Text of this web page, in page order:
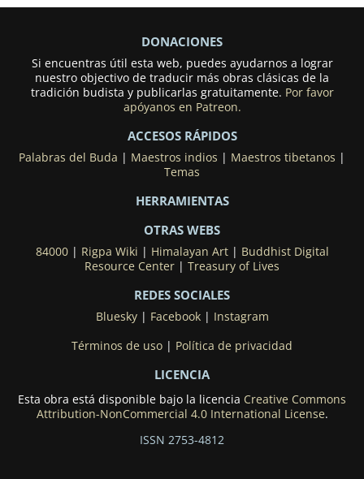
DONACIONES
Si encuentras útil esta web, puedes ayudarnos a lograr
nuestro objectivo de traducir más obras clásicas de la
tradición budista y publicarlas gratuitamente. Por favor
apóyanos en Patreon.
ACCESOS RÁPIDOS
Palabras del Buda Maestros indios Maestros tibetanos
Temas
HERRAMIENTAS
OTRAS WEBS
84000| Rigpa Wiki Himalayan Art| Buddhist Digital
Resource Center
Treasury of Lives
REDES SOCIALES
Bluesky| Facebook| Instagram
Términos de uso
Política de privacidad
LICENCIA
Esta obra está disponible bajo la licencia Creative Commons
Attribution-NonCommercial 4.0 International License.
ISSN 2753-4812